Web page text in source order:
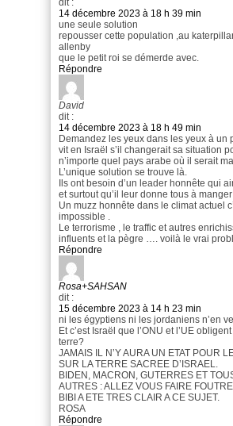
dit :
14 décembre 2023 à 18 h 39 min
une seule solution
repousser cette population ,au
allenby
que le petit roi se démerde avec.
Répondre
David
dit :
14 décembre 2023 à 18 h 49 min
Demandez les yeux dans les yeux à un
vit en Israël s’il changerait sa situation
n’importe quel pays arabe où il serait
L’unique solution se trouve là.
Ils ont besoin d’un leader honnête qui
et surtout qu’il leur donne tous à
Un muzz honnête dans le climat actuel
impossible .
Le terrorisme , le traffic et autres
influents et la pègre …. voilà le vrai
Répondre
Rosa+SAHSAN
dit :
15 décembre 2023 à 14 h 23 min
ni les égyptiens ni les jordaniens n’en
Et c’est Israël que l’ONU et l’UE
terre?
JAMAIS IL N’Y AURA UN ETAT POUR
SUR LA TERRE SACREE D’ISRAEL.
BIDEN, MACRON, GUTERRES ET
AUTRES : ALLEZ VOUS FAIRE
BIBI A ETE TRES CLAIR A CE SUJET.
ROSA
Répondre